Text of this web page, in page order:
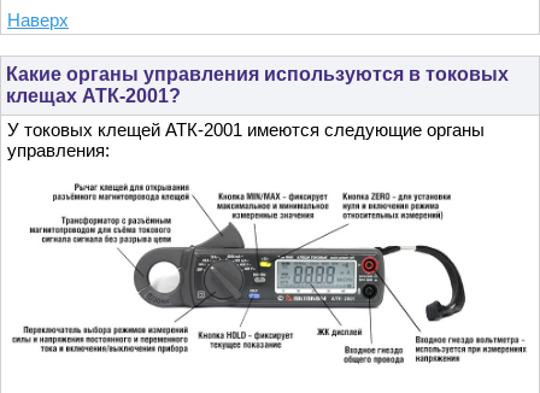
Наверх
Какие органы управления используются в токовых
клещах АТК-2001?
У токовых клещей АТК-2001 имеются следующие органы
управления: